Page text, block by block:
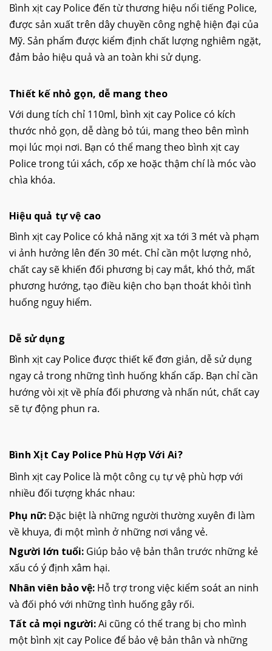
Bình xịt cay Police đến từ thương hiệu nổi tiếng Police,
được sản xuất trên dây chuyền công nghệ hiện đại của
Mỹ. Sản phẩm được kiểm định chất lượng nghiêm ngặt,
đảm bảo hiệu quả và an toàn khi sử dụng.
Thiết kế nhỏ gọn, dễ mang theo
Với dung tích chỉ 110ml, bình xịt cay Police có kích
thước nhỏ gọn, dễ dàng bỏ túi, mang theo bên mình
mọi lúc mọi nơi. Bạn có thể mang theo bình xịt cay
Police trong túi xách, cốp xe hoặc thậm chí là móc vào
chìa khóa.
Hiệu quả tự vệ cao
Bình xịt cay Police có khả năng xịt xa tới 3 mét và phạm
vi ảnh hưởng lên đến 30 mét. Chỉ cần một lượng nhỏ,
chất cay sẽ khiến đối phương bị cay mắt, khó thở, mất
phương hướng, tạo điều kiện cho bạn thoát khỏi tình
huống nguy hiểm.
Dễ sử dụng
Bình xịt cay Police được thiết kế đơn giản, dễ sử dụng
ngay cả trong những tình huống khẩn cấp. Bạn chỉ cần
hướng vòi xịt về phía đối phương và nhấn nút, chất cay
sẽ tự động phun ra.
Bình Xịt Cay Police Phù Hợp Với Ai?
Bình xịt cay Police là một công cụ tự vệ phù hợp với
nhiều đối tượng khác nhau:
Phụ nữ:Đặc biệt là những người thường xuyên đi làm
về khuya, đi một mình ở những nơi vắng vẻ.
Người lớn tuổi: Giúp bảo vệ bản thân trước những kẻ
xấu có ý định xâm hại.
Nhân viên bảo vệ: Hỗ trợ trong việc kiểm soát an ninh
và đối phó với những tình huống gây rối.
Tất cả mọi người:Ai cũng có thể trang bị cho mình
một bình xịt cay Police để bảo vệ bản thân và những